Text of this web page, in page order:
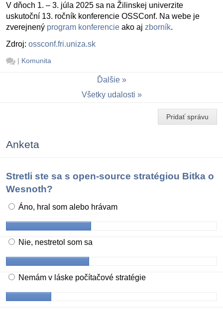
V dňoch 1. – 3. júla 2025 sa na Žilinskej univerzite
uskutoční 13. ročník konferencie OSSConf. Na webe je
zverejnený program konferencie ako aj zborník.
Zdroj: ossconf.fri.uniza.sk
| Komunita
Ďalšie
Všetky udalosti
Pridať správu
Anketa
Stretli ste sa s open-source stratégiou Bitka o
Wesnoth?
Áno, hral som alebo hrávam
Nie, nestretol som sa
Nemám v láske počítačové stratégie